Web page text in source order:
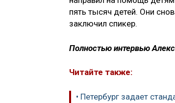
пять тысяч детей. Они
заключил спикер.
Полностью интервью
Читайте также:
• Петербург задает